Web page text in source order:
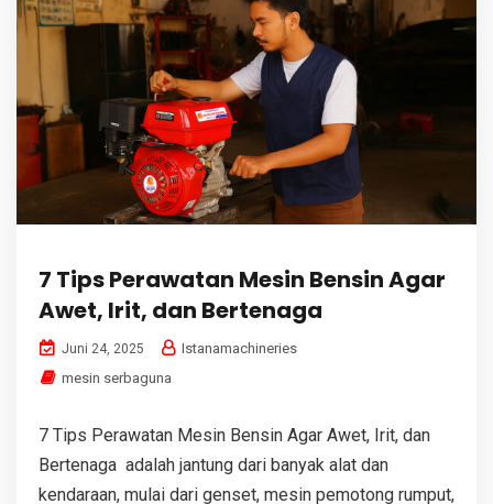
7 Tips Perawatan Mesin Bensin Agar
Awet, Irit, dan Bertenaga
Juni 24, 2025
Istanamachineries
mesin serbaguna
7 Tips Perawatan Mesin Bensin Agar Awet, Irit, dan
Bertenaga adalah jantung dari banyak alat dan
kendaraan, mulai dari genset, mesin pemotong rumput,